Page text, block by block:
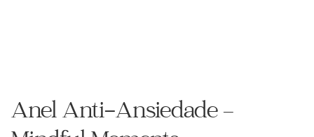
Anel Anti-Ansiedade –